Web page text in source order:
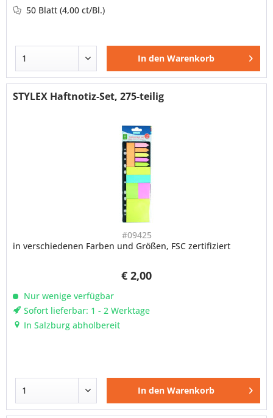
50 Blatt(4,00 ct/Bl.)
In den Warenkorb
STYLEX Haftnotiz-Set, 275-teilig
#09425
€ 2,00
in verschiedenen Farben und Größen, FSC zertifiziert
Nur wenige verfügbar
Sofort lieferbar: 1 - 2 Werktage
In Salzburg abholbereit
In den Warenkorb